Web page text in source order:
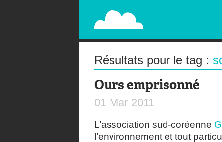
PAPERPLANE
STREET, AMBIENT, GUÉRILLA MARKETING
Résultats pour le tag :
Ours emprisonné
01 Mar 2011
L’association sud-coréenne
l’environnement et tout